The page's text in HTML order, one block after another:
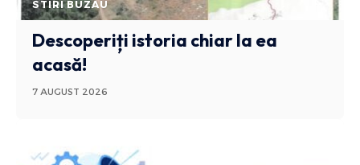
STIRI BUZAU
Descoperiți istoria chiar la ea
acasă!
7 AUGUST 2026